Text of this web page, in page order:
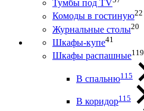
Тумбы под ТV
Комоды в гостиную22
Журнальные столы20
Шкафы-купе41
Шкафы распашные119
В спальню115
В коридор115